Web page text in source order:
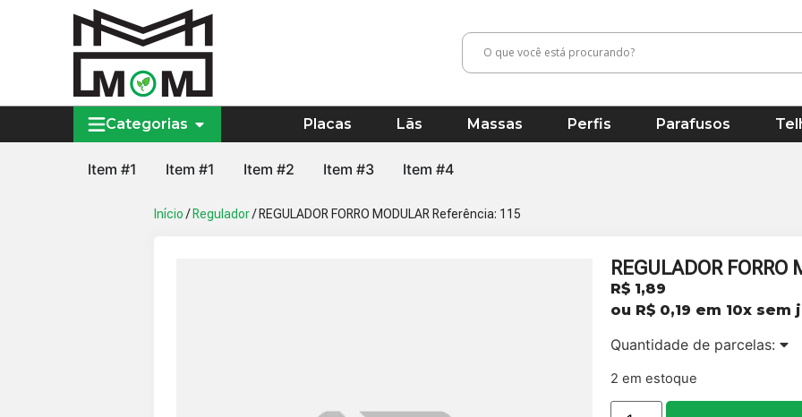
Categorias Placas Lãs Massas Perfis Parafusos
Item #1 Item #1 Item #2 Item #3 Item #4
Início / Regulador/ REGULADOR FORRO MODULAR Referência: 115
REGULADOR
R$ 1,89
ou R$ 0,19 em 10x sem
Quantidade de parcelas:
2 em estoque